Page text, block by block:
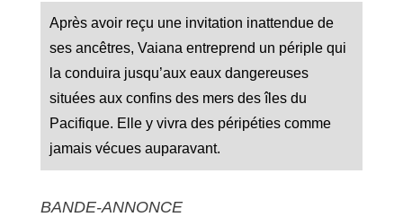
Après avoir reçu une invitation inattendue de
ses ancêtres, Vaiana entreprend un périple qui
la conduira jusqu’aux eaux dangereuses
situées aux confins des mers des îles du
Pacifique. Elle y vivra des péripéties comme
jamais vécues auparavant.
BANDE-ANNONCE